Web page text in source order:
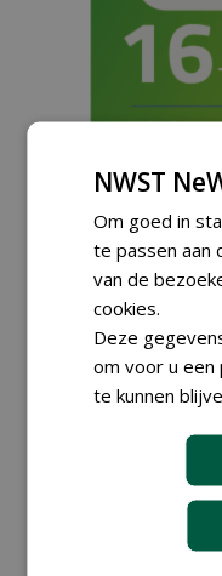
Meld je aan
nieuwsbrief.
NWST
Om goed in
te passen aan
van de
cookies.
Deze
om voor u
te kunnen